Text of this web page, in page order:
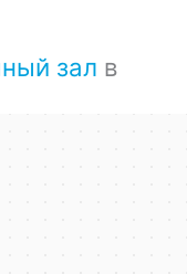
зал в